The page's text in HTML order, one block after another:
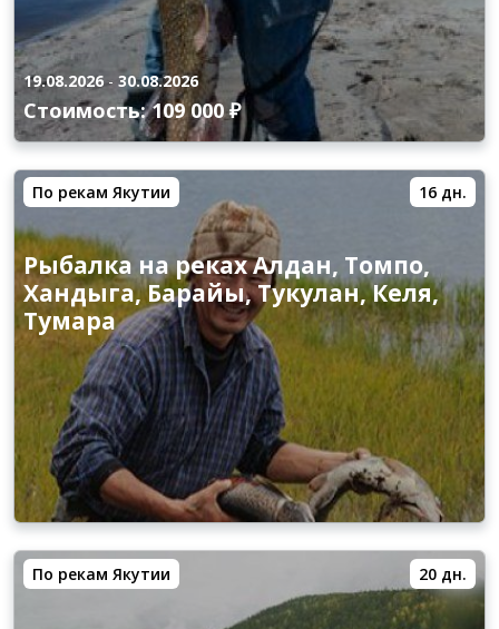
19.08.2026-30.08.2026
Стоимость: 109 000 ₽
По рекам Якутии 16 дн.
Рыбалка на реках Алдан, Томпо,
Хандыга, Барайы, Тукулан, Келя,
Тумара
По рекам Якутии 20 дн.